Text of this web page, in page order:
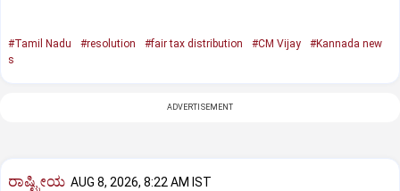
#Tamil Nadu #resolution #fair tax distribution #CM Vijay
#Kannada new
s
ADVERTISEMENT
ರಾಷ್ಟ್ರೀಯ AUG 8, 2026, 8:22 AM IST